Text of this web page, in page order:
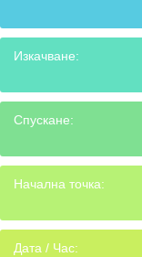
Изкачване:
Спускане:
Начална точка:
Дата / Час: